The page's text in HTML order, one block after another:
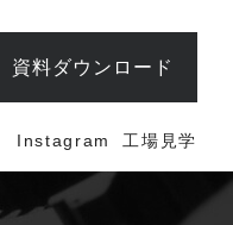
資料ダウンロード
Instagram 工場見学